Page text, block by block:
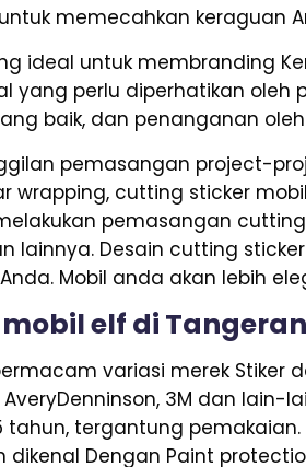
untuk memecahkan keraguan
ideal untuk membranding
yang perlu diperhatikan
baik, dan penanganan
pemasangan project-
cutting sticker
pemasangan
lainnya. Desain cutting
Mobil anda akan lebih
elf di
variasi merek Stiker
AveryDenninson, 3M dan
tergantung
Dengan Paint